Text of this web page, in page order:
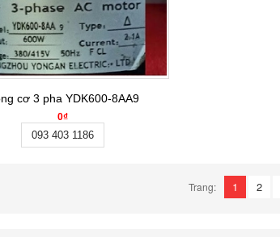
cơ 3 pha YDK600-8AA9
0₫
093 403 1186
Trang: 1 2